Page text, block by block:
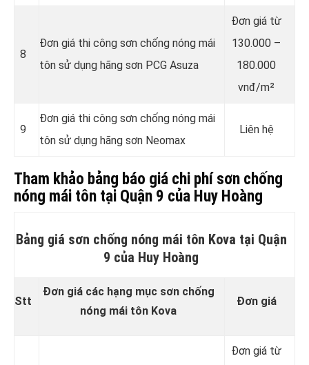
8
Đơn giá thi công sơn chống nóng mái
tôn sử dụng hãng sơn PCG Asuza
Đơn giá từ
130.000 –
180.000
vnđ/m²
9
Đơn giá thi công sơn chống nóng mái
tôn sử dụng hãng sơn Neomax
Liên hệ
Tham khảo bảng báo giá chi phí sơn chống
nóng mái tôn tại Quận 9 của Huy Hoàng
Bảng giá sơn chống nóng mái tôn Kova tại Quận
9 của Huy Hoàng
Stt
Đơn giá các hạng mục sơn chống
nóng mái tôn Kova
Đơn giá
Đơn giá từ